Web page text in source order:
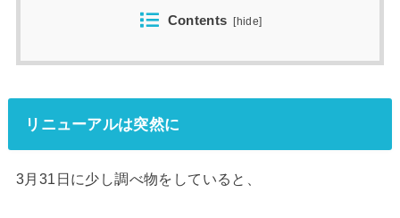
Contents [hide]
リニューアルは突然に
3月31日に少し調べ物をしていると、